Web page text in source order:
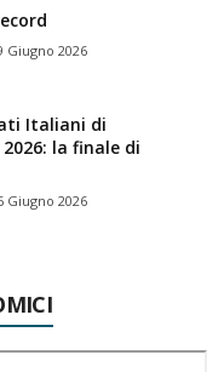
Giugno 2026
Italiani di
la finale di
Giugno 2026